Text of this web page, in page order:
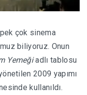
çok sinema
biliyoruz. Onun
Yemeğiadlı tablosu
2009 yapımı
kullanıldı.